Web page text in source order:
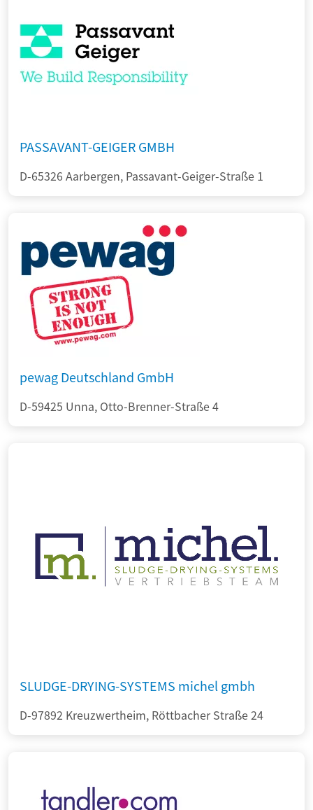
PASSAVANT-GEIGER GMBH
D-65326 Aarbergen, Passavant-Geiger-Straße 1
pewag Deutschland GmbH
D-59425 Unna, Otto-Brenner-Straße 4
SLUDGE-DRYING-SYSTEMS michel gmbh
D-97892 Kreuzwertheim, Röttbacher Straße 24